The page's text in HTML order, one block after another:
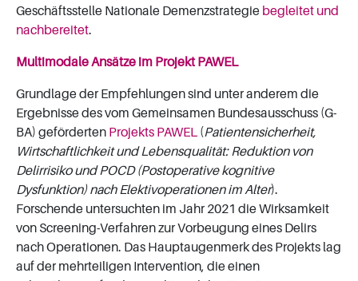
Geschäftsstelle Nationale Demenzstrategie begleitet und
nachbereitet.
Multimodale Ansätze im Projekt PAWEL
Grundlage der Empfehlungen sind unter anderem die
Ergebnisse des vom Gemeinsamen Bundesausschuss (G-
BA) geförderten Projekts PAWEL (Patientensicherheit,
Wirtschaftlichkeit und Lebensqualität: Reduktion von
Delirrisiko und POCD (Postoperative kognitive
Dysfunktion) nach Elektivoperationen im Alter).
Forschende untersuchten im Jahr 2021 die Wirksamkeit
von Screening-Verfahren zur Vorbeugung eines Delirs
nach Operationen. Das Hauptaugenmerk des Projekts lag
auf der mehrteiligen Intervention, die einen